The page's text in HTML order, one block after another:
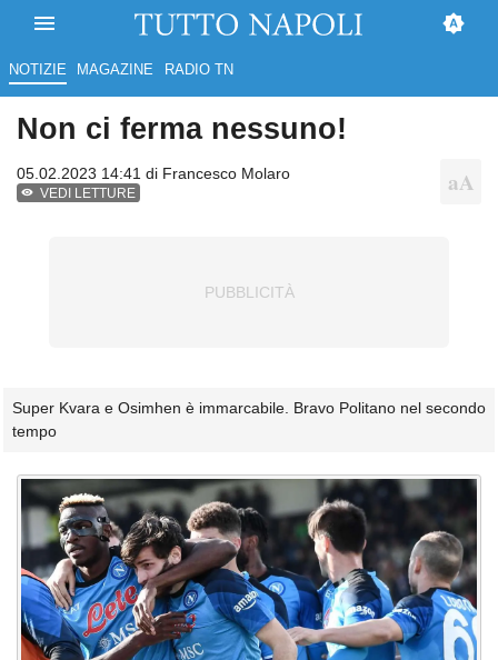
NOTIZIE MAGAZINE RADIO TN
Non ci ferma nessuno!
05.02.2023 14:41 di Francesco Molaro
VEDI LETTURE
Super Kvara e Osimhen è immarcabile. Bravo Politano nel secondo
tempo